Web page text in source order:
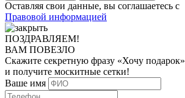
Оставляя свои данные, вы соглашаетесь с
Правовой информацией
ПОЗДРАВЛЯЕМ!
ВАМ ПОВЕЗЛО
Скажите секретную фразу «Хочу подарок»
и получите москитные сетки!
Ваше имя